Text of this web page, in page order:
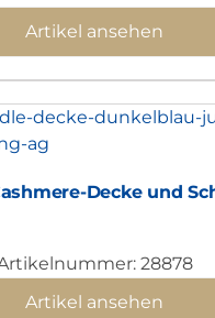
Artikel ansehen
Decke und
28878
Artikel ansehen